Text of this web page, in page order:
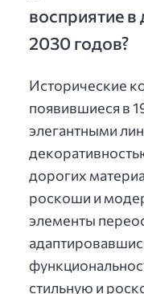
восприятие
2030 годов?
Исторические
появившиеся в
элегантными
дорогих
роскоши и
элементы
стильную и